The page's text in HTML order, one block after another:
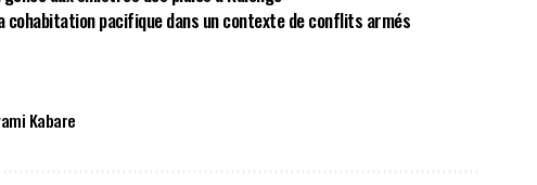
cohabitation pacifique dans un contexte de conflits armés
Kabare